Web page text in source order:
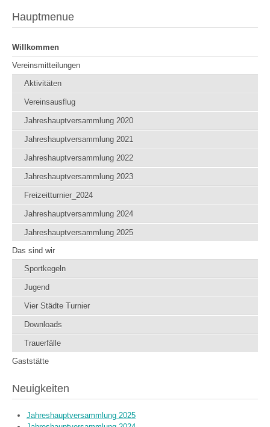
Hauptmenue
Willkommen
Vereinsmitteilungen
Aktivitäten
Vereinsausflug
Jahreshauptversammlung 2020
Jahreshauptversammlung 2021
Jahreshauptversammlung 2022
Jahreshauptversammlung 2023
Freizeitturnier_2024
Jahreshauptversammlung 2024
Jahreshauptversammlung 2025
Das sind wir
Sportkegeln
Jugend
Vier Städte Turnier
Downloads
Trauerfälle
Gaststätte
Neuigkeiten
Jahreshauptversammlung 2025